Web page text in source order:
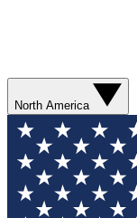
North America